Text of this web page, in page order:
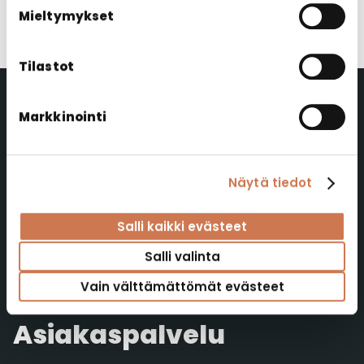
Mieltymykset
Tilastot
Markkinointi
Näytä tiedot
Salli kaikki evästeet
Salli valinta
Vain välttämättömät evästeet
Virva Paasonen
52700 Mäntyharju
FINLAND
Verkkolaskutustiedot
Tuotepalaute
Asiakaspalvelu